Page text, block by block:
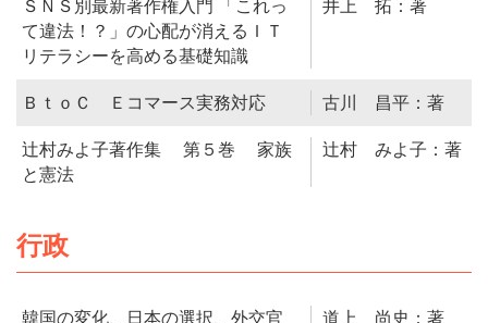
ＳＮＳ別最新著作権入門 「これっ
て違法！？」の心配が消えるＩＴ
リテラシーを高める基礎知識
井上 拓：著
ＢｔｏＣ Ｅコマース実務対応 古川 昌平：著
辻村みよ子著作集 第５巻 家族
と憲法
辻村 みよ子：著
行政
韓国の変化、日本の選択、外交官
道上 尚史：著